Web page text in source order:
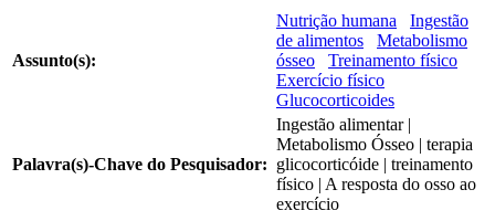
Assunto(s):
Nutrição humana
Ingestão
de alimentos
Metabolismo
ósseo
Treinamento físico
Exercício físico
Glucocorticoides
Palavra(s)-Chave do Pesquisador:
Ingestão alimentar |
Metabolismo Ósseo | terapia
glicocorticóide | treinamento
físico | A resposta do osso ao
exercício